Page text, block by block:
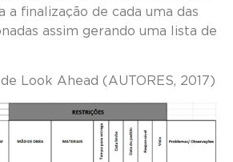
a finalização de cada uma das
assim gerando uma lista de
de Look Ahead (AUTORES, 2017)